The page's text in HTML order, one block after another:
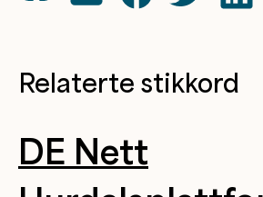
Relaterte stikkord
DE Nett